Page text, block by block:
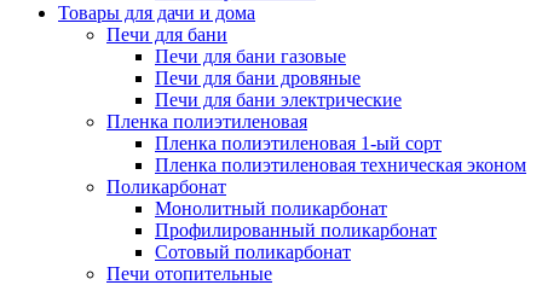
Товары для дачи и дома
Печи для бани
Печи для бани газовые
Печи для бани дровяные
Печи для бани электрические
Пленка полиэтиленовая
Пленка полиэтиленовая 1-ый сорт
Пленка полиэтиленовая техническая эконом
Поликарбонат
Монолитный поликарбонат
Профилированный поликарбонат
Сотовый поликарбонат
Печи отопительные